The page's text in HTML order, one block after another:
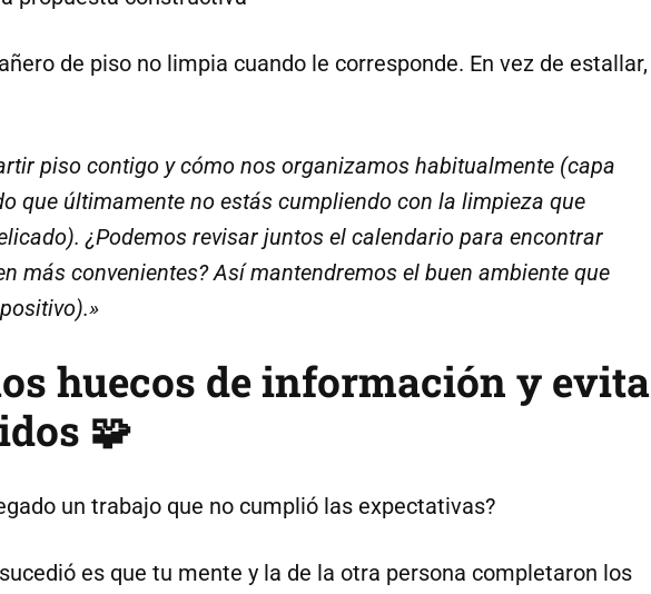
de piso no limpia cuando le corresponde. En vez de estallar,
piso contigo y cómo nos organizamos habitualmente (capa
que últimamente no estás cumpliendo con la limpieza que
¿Podemos revisar juntos el calendario para encontrar
más convenientes? Así mantendremos el buen ambiente que
huecos de información y evita
🧩
un trabajo que no cumplió las expectativas?
es que tu mente y la de la otra persona completaron los